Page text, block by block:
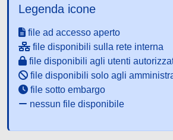
Legenda icone
file ad accesso aperto
file disponibili sulla rete interna
file disponibili agli utenti
file disponibili solo agli
file sotto embargo
nessun file disponibile